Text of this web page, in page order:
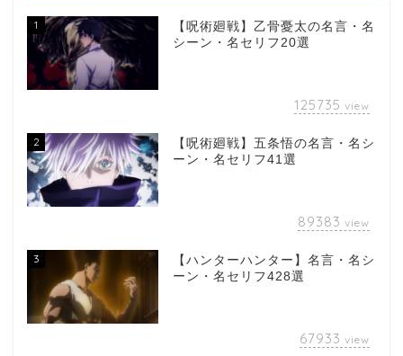
1
【呪術廻戦】乙骨憂太の名言・名
シーン・名セリフ20選
125735 view
2
【呪術廻戦】五条悟の名言・名シ
ーン・名セリフ41選
89383 view
3
【ハンターハンター】名言・名シ
ーン・名セリフ428選
67933 view